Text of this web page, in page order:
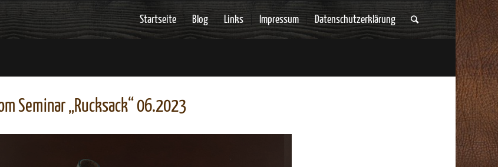
Startseite Blog Links Impressum Datenschutzerklärung
Seminar „Rucksack“ 06.2023